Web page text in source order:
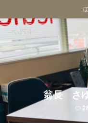
翁長 さゆ